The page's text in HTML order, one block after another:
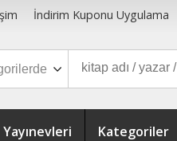
İndirim Kuponu Uygulama
Yayınevleri Kategoriler